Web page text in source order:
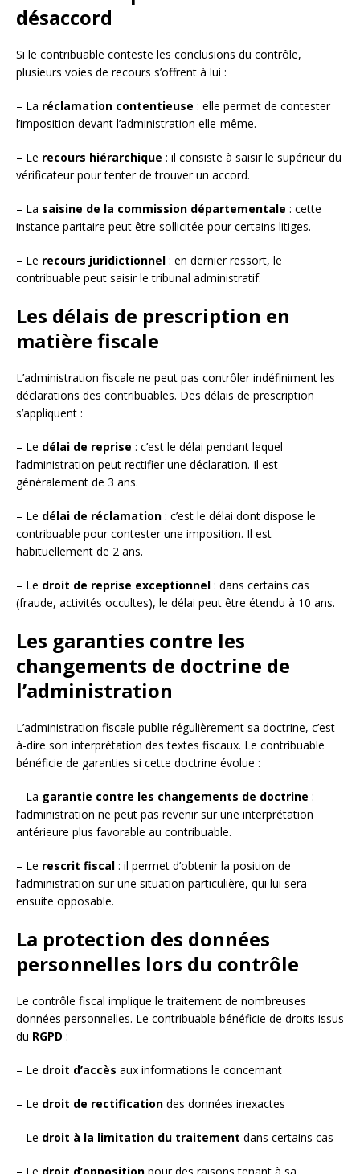
désaccord
Si le contribuable conteste les conclusions du contrôle,
plusieurs voies de recours s’offrent à lui :
– La réclamation contentieuse : elle permet de contester
l’imposition devant l’administration elle-même.
– Le recours hiérarchique : il consiste à saisir le supérieur du
vérificateur pour tenter de trouver un accord.
– La saisine de la commission départementale : cette
instance paritaire peut être sollicitée pour certains litiges.
– Le recours juridictionnel : en dernier ressort, le
contribuable peut saisir le tribunal administratif.
Les délais de prescription en
matière fiscale
L’administration fiscale ne peut pas contrôler indéfiniment les
déclarations des contribuables. Des délais de prescription
s’appliquent :
– Le délai de reprise : c’est le délai pendant lequel
l’administration peut rectifier une déclaration. Il est
généralement de 3 ans.
– Le délai de réclamation : c’est le délai dont dispose le
contribuable pour contester une imposition. Il est
habituellement de 2 ans.
– Le droit de reprise exceptionnel : dans certains cas
(fraude, activités occultes), le délai peut être étendu à 10 ans.
Les garanties contre les
changements de doctrine de
l’administration
L’administration fiscale publie régulièrement sa doctrine, c’est-
à-dire son interprétation des textes fiscaux. Le contribuable
bénéficie de garanties si cette doctrine évolue :
– La garantie contre les changements de doctrine :
l’administration ne peut pas revenir sur une interprétation
antérieure plus favorable au contribuable.
– Le rescrit fiscal : il permet d’obtenir la position de
l’administration sur une situation particulière, qui lui sera
ensuite opposable.
La protection des données
personnelles lors du contrôle
Le contrôle fiscal implique le traitement de nombreuses
données personnelles. Le contribuable bénéficie de droits issus
du RGPD :
– Le droit d’accès aux informations le concernant
– Le droit de rectification des données inexactes
– Le droit à la limitation du traitement dans certains cas